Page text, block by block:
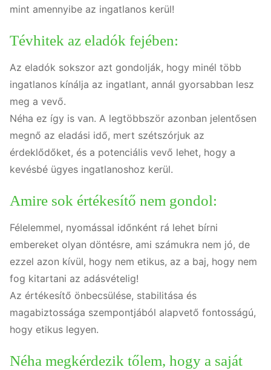
mint amennyibe az ingatlanos kerül!
Tévhitek az eladók fejében:
Az eladók sokszor azt gondolják, hogy minél több
ingatlanos kínálja az ingatlant, annál gyorsabban lesz
meg a vevő.
Néha ez így is van. A legtöbbször azonban jelentősen
megnő az eladási idő, mert szétszórjuk az
érdeklődőket, és a potenciális vevő lehet, hogy a
kevésbé ügyes ingatlanoshoz kerül.
Amire sok értékesítő nem gondol:
Félelemmel, nyomással időnként rá lehet bírni
embereket olyan döntésre, ami számukra nem jó, de
ezzel azon kívül, hogy nem etikus, az a baj, hogy nem
fog kitartani az adásvételig!
Az értékesítő önbecsülése, stabilitása és
magabiztossága szempontjából alapvető fontosságú,
hogy etikus legyen.
Néha megkérdezik tőlem, hogy a saját